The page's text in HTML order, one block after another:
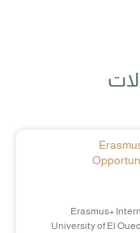
Erasmus+
University of El